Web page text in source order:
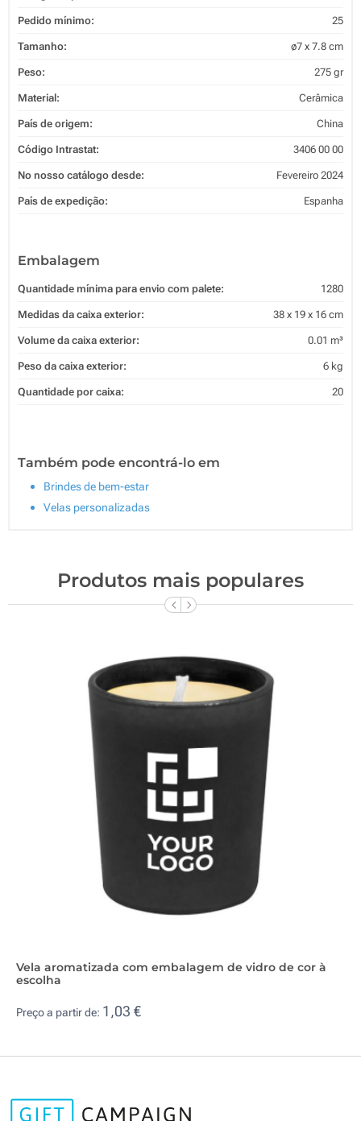
Pedido mínimo: 25
Tamanho: ø7 x 7.8 cm
Peso: 275 gr
Material: Cerâmica
País de origem: China
Código Intrastat: 3406 00 00
No nosso catálogo desde: Fevereiro 2024
País de expedição: Espanha
Embalagem
Quantidade mínima para envio com palete: 1280
Medidas da caixa exterior: 38 x 19 x 16 cm
Volume da caixa exterior: 0.01 m³
Peso da caixa exterior: 6 kg
Quantidade por caixa: 20
Também pode encontrá-lo em
Brindes de bem-estar
Velas personalizadas
Produtos mais populares
Vela aromatizada com embalagem de vidro de cor à
escolha
Preço a partir de: 1,03 €